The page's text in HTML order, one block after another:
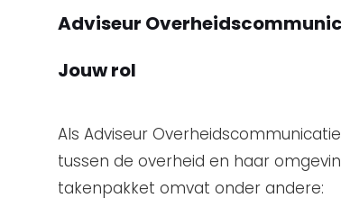
Adviseur
Jouw rol
Als Adviseur
tussen de overheid en haar
takenpakket omvat onder andere: